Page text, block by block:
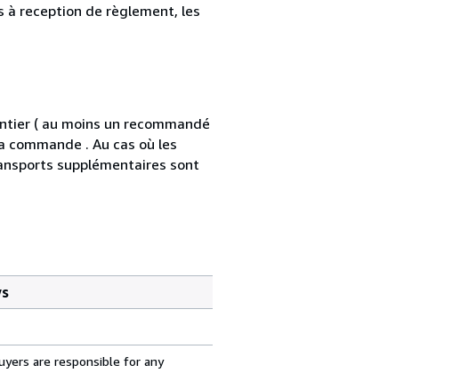
à reception de règlement, les
( au moins un recommandé
. Au cas où les
supplémentaires sont
are responsible for any